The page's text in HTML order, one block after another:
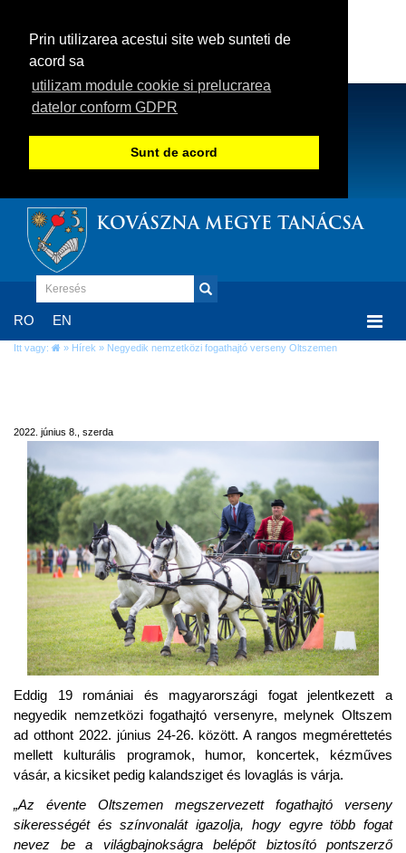
Prin utilizarea acestui site web sunteti de
acord sa
utilizam module cookie si prelucrarea
datelor conform GDPR
Sunt de acord
KOVÁSZNA MEGYE TANÁCSA
RO EN
Itt vagy: » Hírek » Negyedik nemzetközi fogathajtó verseny Oltszemen
2022. június 8., szerda
Eddig 19 romániai és magyarországi fogat jelentkezett a
negyedik nemzetközi fogathajtó versenyre, melynek Oltszem
ad otthont 2022. június 24-26. között. A rangos megmérettetés
mellett kulturális programok, humor, koncertek, kézműves
vásár, a kicsiket pedig kalandsziget és lovaglás is várja.
„Az évente Oltszemen megszervezett fogathajtó verseny
sikerességét és színvonalát igazolja, hogy egyre több fogat
nevez be a világbajnokságra belépőt biztosító pontszerző